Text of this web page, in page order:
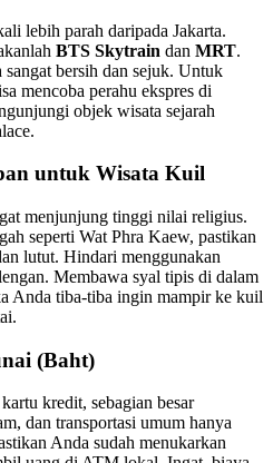
lebih parah daripada Jakarta.
BTS Skytrain dan MRT.
sangat bersih dan sejuk. Untuk
mencoba perahu ekspres di
objek wisata sejarah
untuk Wisata Kuil
menjunjung tinggi nilai religius.
seperti Wat Phra Kaew, pastikan
lutut. Hindari menggunakan
Membawa syal tipis di dalam
Anda tiba-tiba ingin mampir ke kuil
(Baht)
kredit, sebagian besar
dan transportasi umum hanya
Anda sudah menukarkan